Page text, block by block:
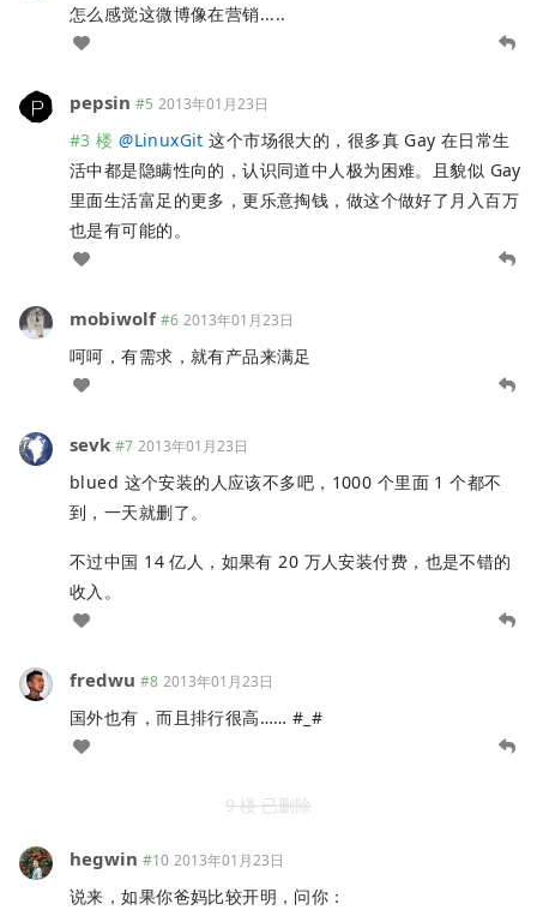
怎么感觉这微博像在营销.....
pepsin #5 2013年01月23日
#3 楼 @LinuxGit 这个市场很大的，很多真 Gay 在日常生
活中都是隐瞒性向的，认识同道中人极为困难。且貌似 Gay
里面生活富足的更多，更乐意掏钱，做这个做好了月入百万
也是有可能的。
mobiwolf #6 2013年01月23日
呵呵，有需求，就有产品来满足
sevk #7 2013年01月23日
blued 这个安装的人应该不多吧，1000 个里面 1 个都不
到，一天就删了。
不过中国 14 亿人，如果有 20 万人安装付费，也是不错的
收入。
fredwu #8 2013年01月23日
国外也有，而且排行很高…… #_#
9 楼 已删除
hegwin #10 2013年01月23日
说来，如果你爸妈比较开明，问你：